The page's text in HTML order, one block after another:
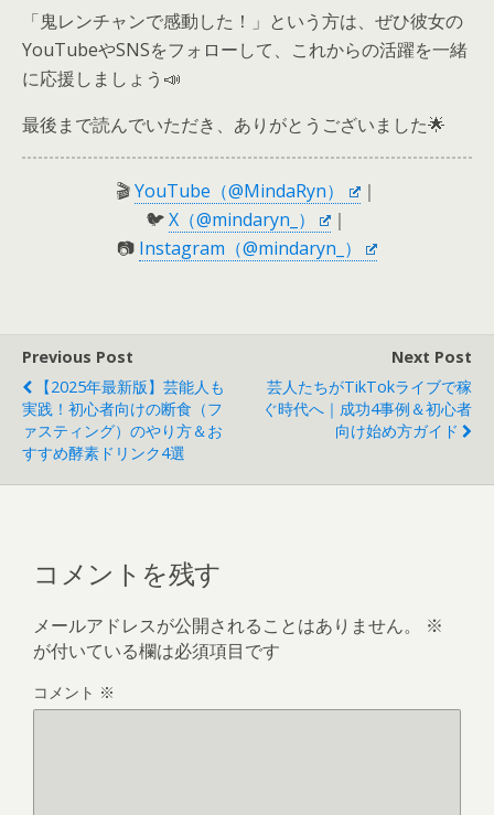
「鬼レンチャンで感動した！」という方は、ぜひ彼女の
YouTubeやSNSをフォローして、これからの活躍を一緒
に応援しましょう📣
最後まで読んでいただき、ありがとうございました🌟
🎬YouTube（@MindaRyn）
｜
🐦X（@mindaryn_）
｜
📷 Instagram（@mindaryn_）
Previous Post
【2025年最新版】芸能人も
実践！初心者向けの断食（フ
ァスティング）のやり方＆お
すすめ酵素ドリンク4選
Next Post
芸人たちがTikTokライブで稼
ぐ時代へ｜成功4事例＆初心者
向け始め方ガイド
コメントを残す
メールアドレスが公開されることはありません。
※
が付いている欄は必須項目です
コメント ※